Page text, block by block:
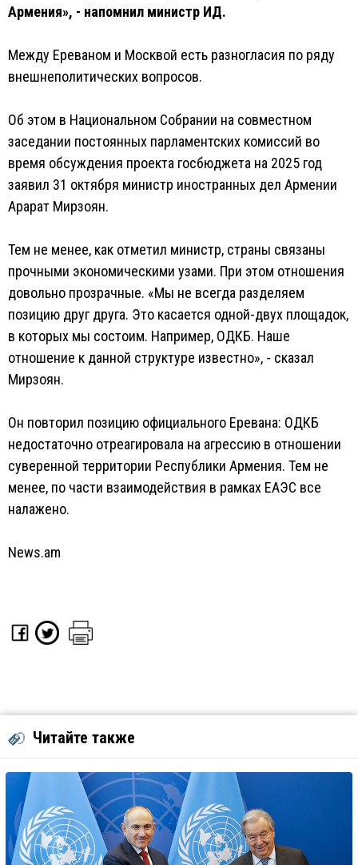
Армения», - напомнил министр ИД.
Между Ереваном и Москвой есть разногласия по ряду
внешнеполитических вопросов.
Об этом в Национальном Собрании на совместном
заседании постоянных парламентских комиссий во
время обсуждения проекта госбюджета на 2025 год
заявил 31 октября министр иностранных дел Армении
Арарат Мирзоян.
Тем не менее, как отметил министр, страны связаны
прочными экономическими узами. При этом отношения
довольно прозрачные. «Мы не всегда разделяем
позицию друг друга. Это касается одной-двух площадок,
в которых мы состоим. Например, ОДКБ. Наше
отношение к данной структуре известно», - сказал
Мирзоян.
Он повторил позицию официального Еревана: ОДКБ
недостаточно отреагировала на агрессию в отношении
суверенной территории Республики Армения. Тем не
менее, по части взаимодействия в рамках ЕАЭС все
налажено.
News.am
Читайте также